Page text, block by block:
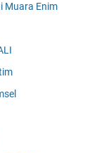
Muara Enim